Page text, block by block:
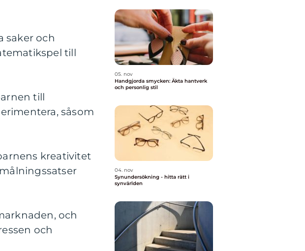
saker och
till
till
såsom
kreativitet
och
och
05. nov
Handgjorda smycken: Äkta hantverk
och personlig stil
04. nov
Synundersökning - hitta rätt i
synvärlden